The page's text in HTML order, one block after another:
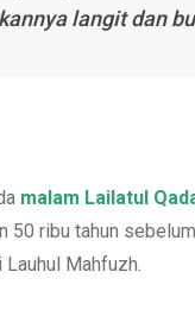
langit dan
malam Lailatul
50 ribu tahun
Mahfuzh.